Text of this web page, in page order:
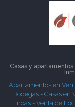
Casas y
Apartamentos en
Bodegas- Casas en
Fincas - Venta de